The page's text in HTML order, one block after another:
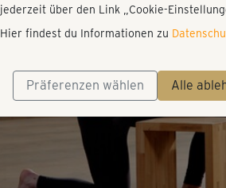
jederzeit über den Link „Cookie-
Hier findest du Informationen zu
Präferenzen wählen Alle